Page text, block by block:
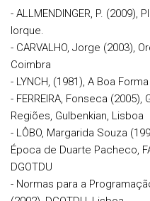
- ALLMENDINGER, P. (2009),
Iorque.
- CARVALHO, Jorge (2003),
Coimbra
- LYNCH, (1981), A Boa
- FERREIRA, Fonseca
Regiões, Gulbenkian, Lisboa
- LÔBO, Margarida Souza
Época de Duarte Pacheco,
DGOTDU
- Normas para a